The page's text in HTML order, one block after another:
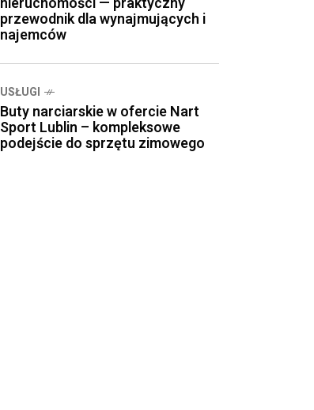
przewodnik dla wynajmujących i
najemców
USŁUGI
Buty narciarskie w ofercie Nart
Sport Lublin – kompleksowe
podejście do sprzętu zimowego